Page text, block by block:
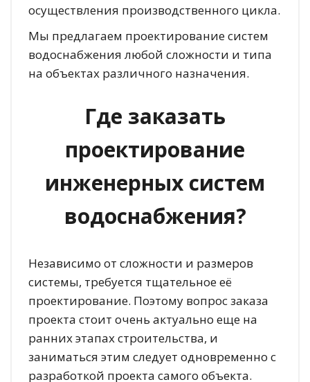
осуществления производственного цикла.
Мы предлагаем проектирование систем
водоснабжения любой сложности и типа
на объектах различного назначения.
Где заказать
проектирование
инженерных систем
водоснабжения?
Независимо от сложности и размеров
системы, требуется тщательное её
проектирование. Поэтому вопрос заказа
проекта стоит очень актуально еще на
ранних этапах строительства, и
заниматься этим следует одновременно с
разработкой проекта самого объекта.